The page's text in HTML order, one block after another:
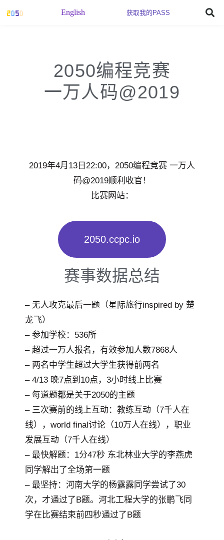
English 获取我的PASS
2050编程竞赛
一万人码@2019
2019年4月13日22:00，2050编程竞赛 一万人
码@2019顺利收官！
比赛网站：
2050.ccpc.io
赛事数据总结
– 无人攻克最后一题（星际旅行inspired by 楚
龙飞）
– 参加学校：536所
– 超过一万人报名，有效参加人数7868人
– 两名中学生超过大学生获得前两名
– 4/13 晚7点到10点，3小时线上比赛
– 每道题都是关于2050的主题
– 三次赛前的线上互动：教练互动（7千人在
线），world final讨论（10万人在线），职业
发展互动（7千人在线）
– 最快解题：1分47秒 东北林业大学的李燕虎
同学解出了全场第一题
– 最坚持：河南大学的杨露露同学尝试了30
次，才通过了B题。河北工程大学的张鹏飞同
学在比赛结束前四秒通过了B题